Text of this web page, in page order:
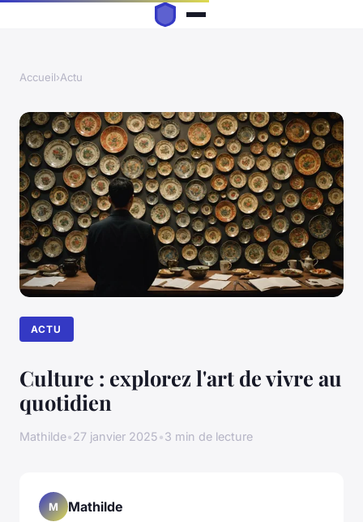
Accueil›Actu
ACTU
Culture : explorez l'art de vivre au
quotidien
Mathilde•27 janvier 2025•3 min de lecture
M Mathilde